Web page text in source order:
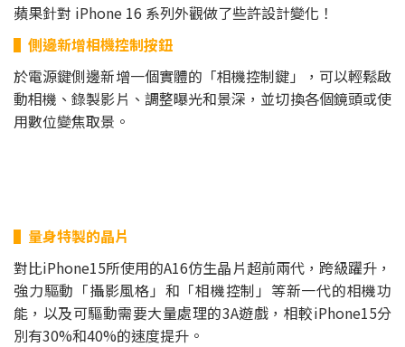
蘋果針對 iPhone 16 系列外觀做了些許設計變化！
▌側邊新增相機控制按鈕
於電源鍵側邊新增一個實體的「相機控制鍵」，可以輕鬆啟
動相機、錄製影片、調整曝光和景深，並切換各個鏡頭或使
用數位變焦取景。
▌量身特製的晶片
對比iPhone15所使用的A16仿生晶片超前兩代，跨級躍升，
強力驅動「攝影風格」和「相機控制」等新一代的相機功
能，以及可驅動需要大量處理的3A遊戲，相較iPhone15分
別有30%和40%的速度提升。